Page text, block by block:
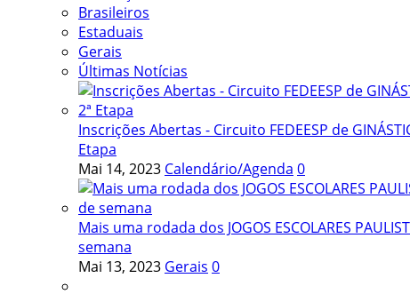
Brasileiros
Estaduais
Gerais
Últimas Notícias
Inscrições Abertas - Circuito FEDEESP de
Etapa
Mai 14, 2023 Calendário/Agenda 0
Mais uma rodada dos JOGOS ESCOLARES
semana
Mai 13, 2023 Gerais 0